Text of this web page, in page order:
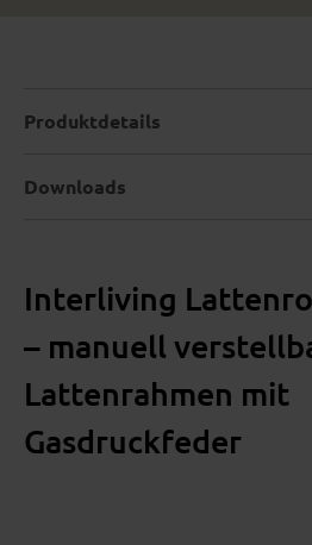
Interliving
– manuell
Lattenrahmen mit
Gasdruckfeder
Produktdetails
Downloads